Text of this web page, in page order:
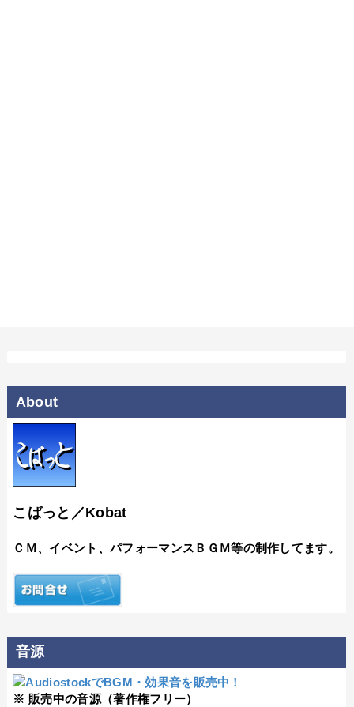
About
こばっと／Kobat
ＣＭ、イベント、パフォーマンスＢＧＭ等の制作してます。
音源
※ 販売中の音源（著作権フリー）